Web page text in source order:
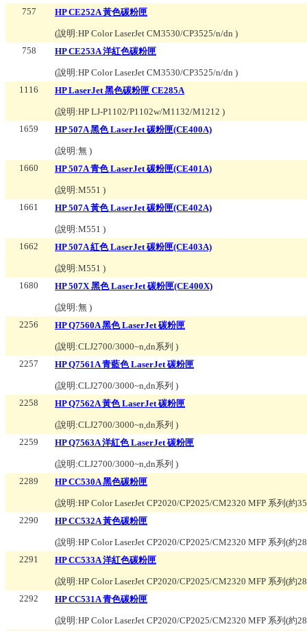
757
HP CE252A 黃色碳粉匣
(說明:HP Color LaserJet CM3530/CP3525/n/dn )
758
HP CE253A 洋紅色碳粉匣
(說明:HP Color LaserJet CM3530/CP3525/n/dn )
1116
HP LaserJet 黑色碳粉匣 CE285A
(說明:HP LJ-P1102/P1102w/M1132/M1212 )
1659
HP 507A 黑色 LaserJet 碳粉匣(CE400A)
(說明:無 )
1660
HP 507A 青色 LaserJet 碳粉匣(CE401A)
(說明:M551 )
1661
HP 507A 黃色 LaserJet 碳粉匣(CE402A)
(說明:M551 )
1662
HP 507A 紅色 LaserJet 碳粉匣(CE403A)
(說明:M551 )
1680
HP 507X 黑色 LaserJet 碳粉匣(CE400X)
(說明:無 )
2256
HP Q7560A 黑色 LaserJet 碳粉匣
(說明:CLJ2700/3000~n,dn系列 )
2257
HP Q7561A 青藍色 LaserJet 碳粉匣
(說明:CLJ2700/3000~n,dn系列 )
2258
HP Q7562A 黃色 LaserJet 碳粉匣
(說明:CLJ2700/3000~n,dn系列 )
2259
HP Q7563A 洋紅色 LaserJet 碳粉匣
(說明:CLJ2700/3000~n,dn系列 )
2289
HP CC530A 黑色碳粉匣
(說明:HP Color LaserJet CP2020/CP2025/CM2320 MFP 系列(約
2290
HP CC532A 黃色碳粉匣
(說明:HP Color LaserJet CP2020/CP2025/CM2320 MFP 系列(約
2291
HP CC533A 洋紅色碳粉匣
(說明:HP Color LaserJet CP2020/CP2025/CM2320 MFP 系列(約
2292
HP CC531A 青色碳粉匣
(說明:HP Color LaserJet CP2020/CP2025/CM2320 MFP 系列(約